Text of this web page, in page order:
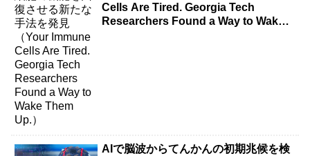
Cells Are Tired. Georgia Tech
Researchers Found a Way to Wake
AIで脳波からてんかんの初期兆候を検